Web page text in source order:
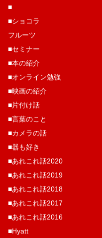
■
■ショコラ
フルーツ
■セミナー
■本の紹介
■オンライン勉強
■映画の紹介
■片付け話
■言葉のこと
■カメラの話
■器も好き
■あれこれ話2020
■あれこれ話2019
■あれこれ話2018
■あれこれ話2017
■あれこれ話2016
■Hyatt